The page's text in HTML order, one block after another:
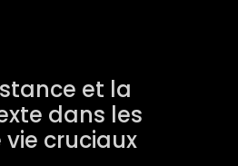
et la
dans les
cruciaux